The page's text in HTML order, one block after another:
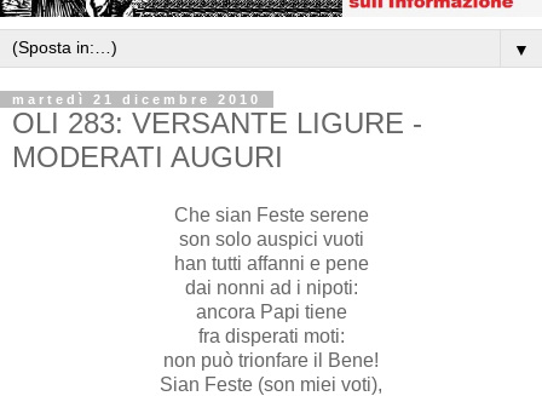
▼
martedì 21 dicembre 2010
OLI 283: VERSANTE LIGURE -
MODERATI AUGURI
Che sian Feste serene
son solo auspici vuoti
han tutti affanni e pene
dai nonni ad i nipoti:
ancora Papi tiene
fra disperati moti:
non può trionfare il Bene!
Sian Feste (son miei voti),